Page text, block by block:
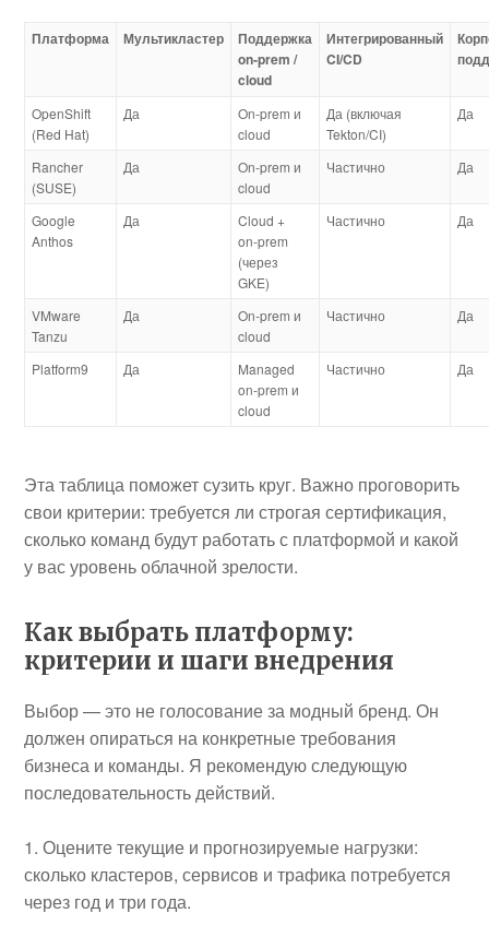
Платформа Мультикластер
Поддержка
on‑prem /
cloud
Интегрированный
CI/CD
OpenShift
(Red Hat)
Да
On‑prem и
cloud
Да (включая
Tekton/CI)
Да
Rancher
(SUSE)
Да
On‑prem и
cloud
Частично Да
Google
Anthos
Да
Cloud +
on‑prem
(через
GKE)
Частично Да
VMware
Tanzu
Да
On‑prem и
cloud
Частично Да
Platform9 Да
Managed
on‑prem и
cloud
Частично Да
Эта таблица поможет сузить круг. Важно проговорить
свои критерии: требуется ли строгая сертификация,
сколько команд будут работать с платформой и какой
у вас уровень облачной зрелости.
Как выбрать платформу:
критерии и шаги внедрения
Выбор — это не голосование за модный бренд. Он
должен опираться на конкретные требования
бизнеса и команды. Я рекомендую следующую
последовательность действий.
Оцените текущие и прогнозируемые нагрузки:
сколько кластеров, сервисов и трафика потребуется
через год и три года.